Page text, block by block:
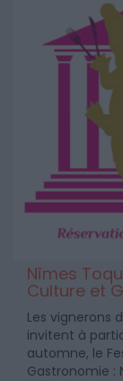
Nîmes
Culture et
Les vignerons
invitent à
automne, le
Gastronomie :